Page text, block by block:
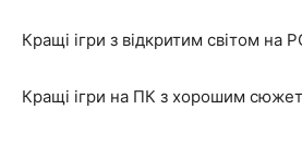
Кращі ігри з відкритим світом на
Кращі ігри на ПК з хорошим